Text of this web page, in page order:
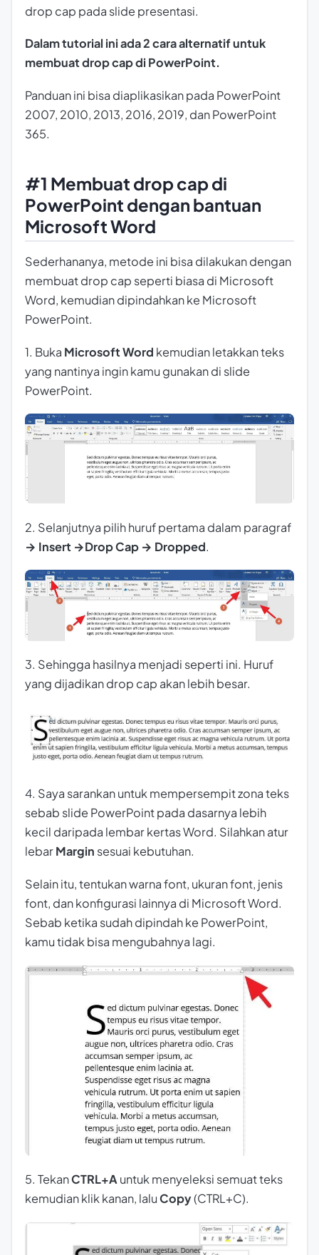
drop cap pada slide presentasi.
Dalam tutorial ini ada 2 cara alternatif untuk
membuat drop cap di PowerPoint.
Panduan ini bisa diaplikasikan pada PowerPoint
2007, 2010, 2013, 2016, 2019, dan PowerPoint
365.
#1 Membuat drop cap di
PowerPoint dengan bantuan
Microsoft Word
Sederhananya, metode ini bisa dilakukan dengan
membuat drop cap seperti biasa di Microsoft
Word, kemudian dipindahkan ke Microsoft
PowerPoint.
1. Buka Microsoft Word kemudian letakkan teks
yang nantinya ingin kamu gunakan di slide
PowerPoint.
2. Selanjutnya pilih huruf pertama dalam paragraf
→ Insert →Drop Cap → Dropped.
3. Sehingga hasilnya menjadi seperti ini. Huruf
yang dijadikan drop cap akan lebih besar.
4. Saya sarankan untuk mempersempit zona teks
sebab slide PowerPoint pada dasarnya lebih
kecil daripada lembar kertas Word. Silahkan atur
lebarMargin sesuai kebutuhan.
Selain itu, tentukan warna font, ukuran font, jenis
font, dan konfigurasi lainnya di Microsoft Word.
Sebab ketika sudah dipindah ke PowerPoint,
kamu tidak bisa mengubahnya lagi.
5. TekanCTRL+Auntuk menyeleksi semuat teks
kemudian klik kanan, laluCopy(CTRL+C).